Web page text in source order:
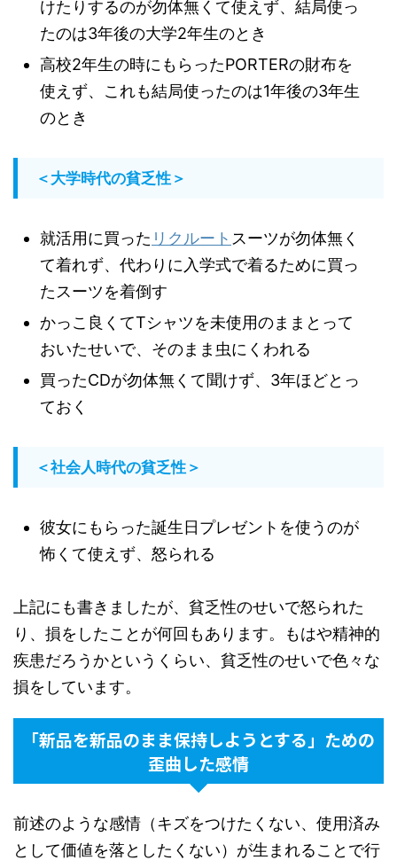
けたりするのが勿体無くて使えず、結局使っ
たのは3年後の大学2年生のとき
高校2年生の時にもらったPORTERの財布を
使えず、これも結局使ったのは1年後の3年生
のとき
＜大学時代の貧乏性＞
就活用に買った リクルート スーツが勿体無く
て着れず、代わりに入学式で着るために買っ
たスーツを着倒す
かっこ良くてTシャツを未使用のままとって
おいたせいで、そのまま虫にくわれる
買ったCDが勿体無くて聞けず、3年ほどとっ
ておく
＜社会人時代の貧乏性＞
彼女にもらった誕生日プレゼントを使うのが
怖くて使えず、怒られる
上記にも書きましたが、貧乏性のせいで怒られた
り、損をしたことが何回もあります。もはや精神的
疾患だろうかというくらい、貧乏性のせいで色々な
損をしています。
「新品を新品のまま保持しようとする」ための
歪曲した感情
前述のような感情（キズをつけたくない、使用済み
として価値を落としたくない）が生まれることで行